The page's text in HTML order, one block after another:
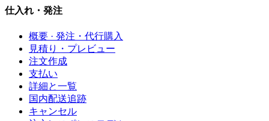
仕入れ・発注
概要 · 発注・代行購入
見積り・プレビュー
注文作成
支払い
詳細と一覧
国内配送追跡
キャンセル